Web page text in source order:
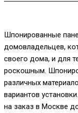
Шпонированные
домовладельцев,
своего дома, и для
роскошным.
различных
вариантов
на заказ в Москве